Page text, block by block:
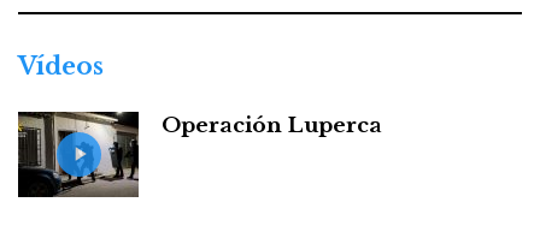
Vídeos
Operación Luperca